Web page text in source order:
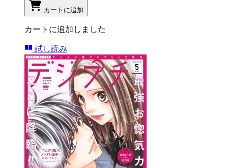
カートに追加
カートに追加しました
試し読み